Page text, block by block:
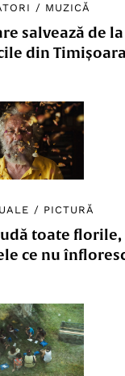
/ MUZICĂ
salvează de la
din Timișoara
/ PICTURĂ
toate florile,
ce nu